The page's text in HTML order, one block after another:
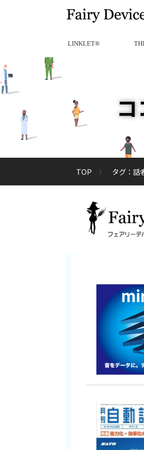
LINKLET®︎
TOP タグ：話